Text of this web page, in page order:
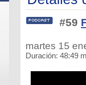
#59
martes 15
Duración: 48:49